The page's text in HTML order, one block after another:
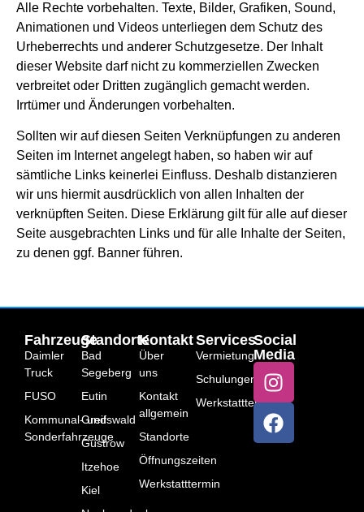
Alle Rechte vorbehalten. Texte, Bilder, Grafiken, Sound,
Animationen und Videos unterliegen dem Schutz des
Urheberrechts und anderer Schutzgesetze. Der Inhalt
dieser Website darf nicht zu kommerziellen Zwecken
verbreitet oder Dritten zugänglich gemacht werden.
Irrtümer und Änderungen vorbehalten.
Sollten wir auf diesen Seiten Verknüpfungen zu anderen
Seiten im Internet angelegt haben, so haben wir auf
sämtliche Links keinerlei Einfluss. Deshalb distanzieren
wir uns hiermit ausdrücklich von allen Inhalten der
verknüpften Seiten. Diese Erklärung gilt für alle auf dieser
Seite ausgebrachten Links und für alle Inhalte der Seiten,
zu denen ggf. Banner führen.
Fahrzeuge
Daimler
Truck
FUSO
Kommunal- und
Sonderfahrzeuge
Standorte
Bad
Segeberg
Eutin
Greifswald
Güstrow
Itzehoe
Kiel
Kontakt
Über
uns
Kontakt
allgemein
Standorte
Öffnungszeiten
Werkstatttermin
Services
Vermietung
Schulungen
Werkstatttermin
Social
Media